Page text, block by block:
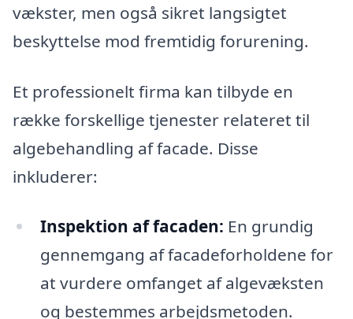
vækster, men også sikret langsigtet
beskyttelse mod fremtidig forurening.
Et professionelt firma kan tilbyde en
række forskellige tjenester relateret til
algebehandling af facade. Disse
inkluderer:
Inspektion af facaden: En grundig
gennemgang af facadeforholdene for
at vurdere omfanget af algevæksten
og bestemmes arbejdsmetoden.